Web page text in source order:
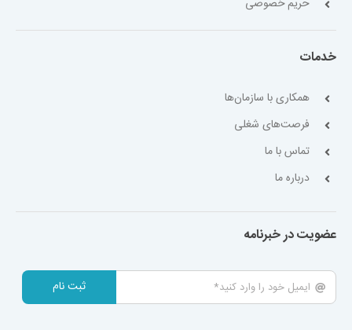
حریم خصوصی
خدمات
همکاری با سازمان‌ها
فرصت‌های شغلی
تماس با ما
درباره ما
عضویت در خبرنامه
ثبت نام